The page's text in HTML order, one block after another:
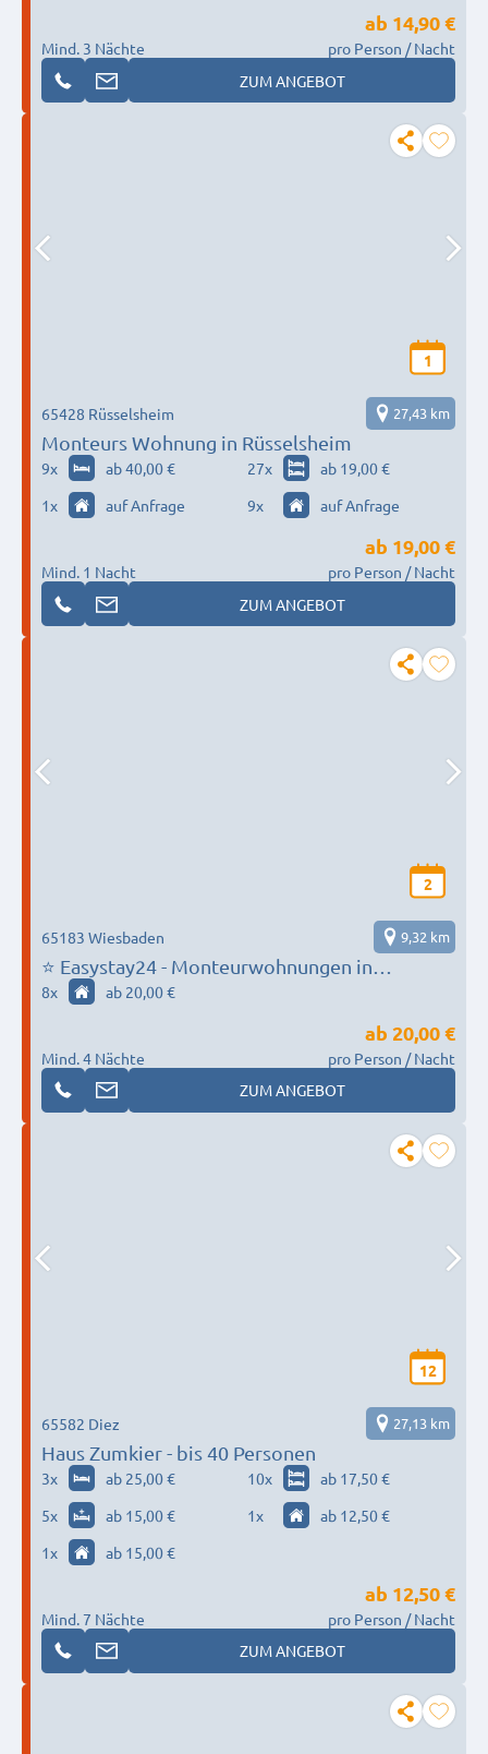
Mind. 3 Nächte
ab 14,90 €
pro Person / Nacht
ZUM ANGEBOT
1
Monteurs Wohnung in Rüsselsheim
65428 Rüsselsheim 27,43 km
9x ab 40,00 € 27x
ab 19,00 €
1x auf Anfrage 9x auf Anfrage
Mind. 1 Nacht
ab 19,00 €
pro Person / Nacht
ZUM ANGEBOT
2
⭐ Easystay24 - Monteurwohnungen in
Wiebaden und Umgebung
65183 Wiesbaden 9,32 km
8x ab 20,00 €
Mind. 4 Nächte
ab 20,00 €
pro Person / Nacht
ZUM ANGEBOT
12
Haus Zumkier - bis 40 Personen
65582 Diez 27,13 km
3x ab 25,00 € 10x
ab 17,50 €
5x ab 15,00 € 1x
ab 12,50 €
1x ab 15,00 €
Mind. 7 Nächte
ab 12,50 €
pro Person / Nacht
ZUM ANGEBOT